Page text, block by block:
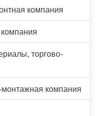
компания
компания
торгово-
монтажная компания